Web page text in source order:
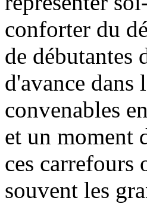
conforter du
de débutantes
d'avance dans
convenables
et un moment
ces carrefours
souvent les